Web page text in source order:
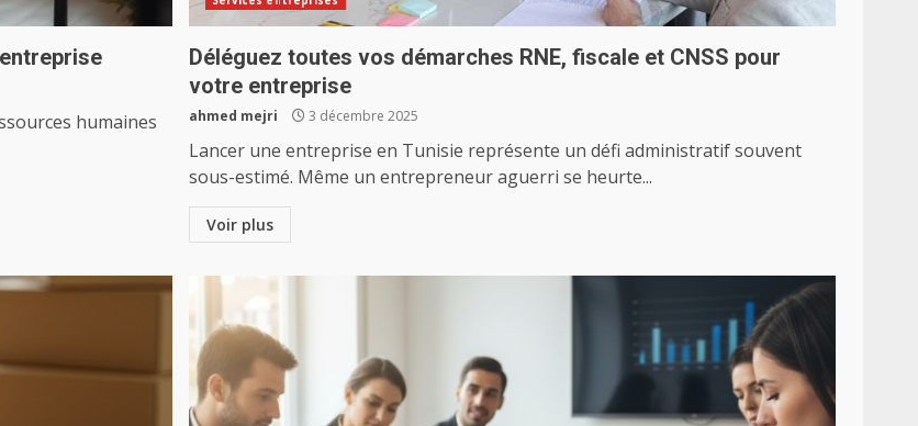
humaines
Déléguez toutes vos démarches RNE, fiscale et CNSS pour
votre entreprise
ahmed mejri 3 décembre 2025
Lancer une entreprise en Tunisie représente un défi administratif souvent
sous-estimé. Même un entrepreneur aguerri se heurte...
Voir plus